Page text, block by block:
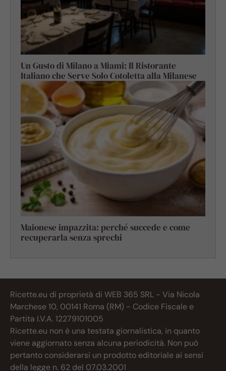
Un Gusto di Milano a Miami: Il Ristorante
Italiano che Serve Solo Cotoletta alla Milanese
Maionese impazzita: perché succede e come
recuperarla senza sprechi
Ricette.eu di proprietà di WEB 365 SRL - Via Nicola
Marchese 10, 00141 Roma (RM) - Codice Fiscale e
Partita I.V.A. 12279101005
Ricette.eu non è una testata giornalistica, in quanto
viene aggiornato senza alcuna periodicità. Non può
pertanto considerarsi un prodotto editoriale ai sensi
della legge n. 62 del 07.03.2001